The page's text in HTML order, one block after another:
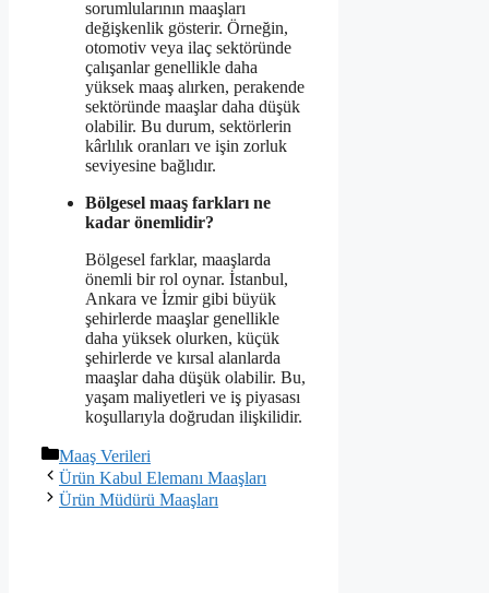
sorumlularının maaşları
değişkenlik gösterir. Örneğin,
otomotiv veya ilaç sektöründe
çalışanlar genellikle daha
yüksek maaş alırken, perakende
sektöründe maaşlar daha düşük
olabilir. Bu durum, sektörlerin
kârlılık oranları ve işin zorluk
seviyesine bağlıdır.
Bölgesel maaş farkları ne
kadar önemlidir?
Bölgesel farklar, maaşlarda
önemli bir rol oynar. İstanbul,
Ankara ve İzmir gibi büyük
şehirlerde maaşlar genellikle
daha yüksek olurken, küçük
şehirlerde ve kırsal alanlarda
maaşlar daha düşük olabilir. Bu,
yaşam maliyetleri ve iş piyasası
koşullarıyla doğrudan ilişkilidir.
Kategoriler
Maaş Verileri
Ürün Kabul Elemanı Maaşları
Ürün Müdürü Maaşları